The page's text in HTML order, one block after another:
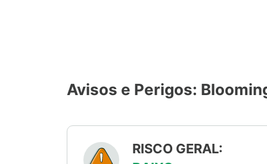
Avisos e Perigos:
RISCO GERAL: